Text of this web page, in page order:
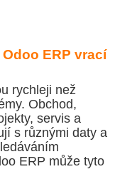
ERP vrací
rychleji než
Obchod,
servis a
s různými daty a
ERP může tyto